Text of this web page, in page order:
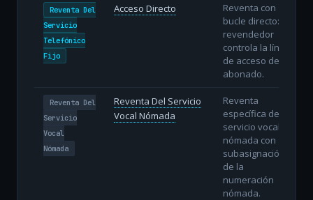
Reventa Del
Servicio
Telefónico
Fijo
Acceso Directo
Reventa con
bucle directo: el
revendedor
controla la línea
de acceso del
abonado.
Reventa Del
Servicio
Vocal
Nómada
Reventa Del Servicio
Vocal Nómada
Reventa
específica del
servicio vocal
nómada con
subasignación
de la
numeración
nómada.